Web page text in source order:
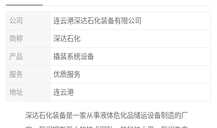
公司 连云港深达石化装备有限公司
简称 深达石化
产品 撬装系统设备
服务 优质服务
地址 连云港
深达石化装备是一家从事液体危化品储运设备制造的厂